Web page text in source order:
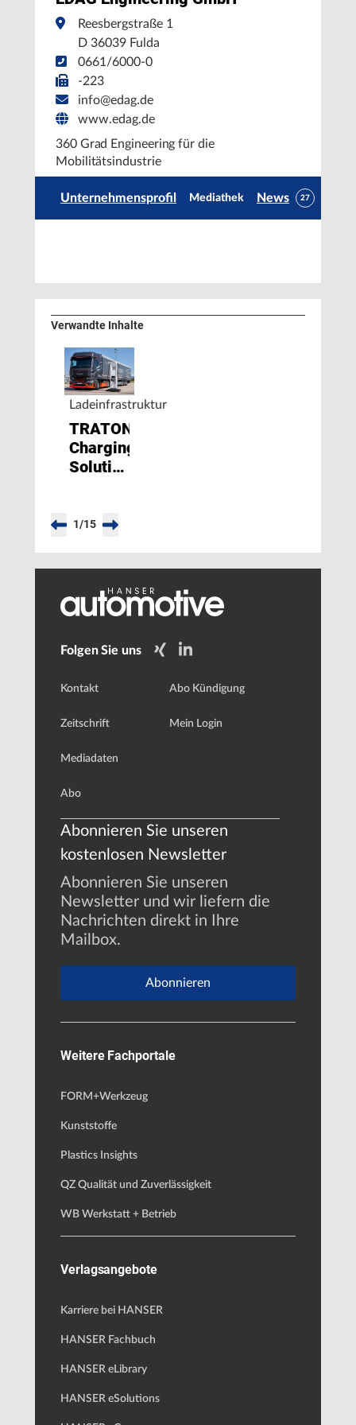
Reesbergstraße 1
D 36039 Fulda
0661/6000-0
-223
info@edag.de
www.edag.de
360 Grad Engineering für die
Mobilitätsindustrie
Unternehmensprofil Mediathek News 27
Verwandte Inhalte
Ladeinfrastruktur
TRATON
Charging
Solutions
mit
1/15
Folgen Sie uns
Kontakt
Zeitschrift
Mediadaten
Abo
Abo Kündigung
Mein Login
Abonnieren Sie unseren
kostenlosen Newsletter
Abonnieren Sie unseren
Newsletter und wir liefern die
Nachrichten direkt in Ihre
Mailbox.
Abonnieren
Weitere Fachportale
FORM+Werkzeug
Kunststoffe
Plastics Insights
QZ Qualität und Zuverlässigkeit
WB Werkstatt + Betrieb
Verlagsangebote
Karriere bei HANSER
HANSER Fachbuch
HANSER eLibrary
HANSER eSolutions